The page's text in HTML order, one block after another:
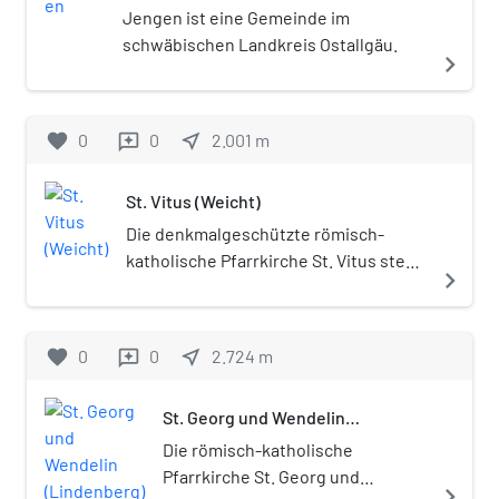
Jengen ist eine Gemeinde im
schwäbischen Landkreis Ostallgäu.
navigate_next
favorite 0 reviews 0 near_me 2.001 m
St. Vitus (Weicht)
Die denkmalgeschützte römisch-
katholische Pfarrkirche St. Vitus steht
Gemeinde Jengen im schwäbischen
Bauwerk ist in der Liste der
Baudenkmal unter der Nr. D-7-77-140-
14 eingetragen. Die Pfarrei gehört zum
Dekanat Kaufbeuren des Bistums
navigate_next
favorite 0 reviews 0 near_me 2.724 m
St. Georg und Wendelin
Die römisch-katholische
Pfarrkirche St. Georg und